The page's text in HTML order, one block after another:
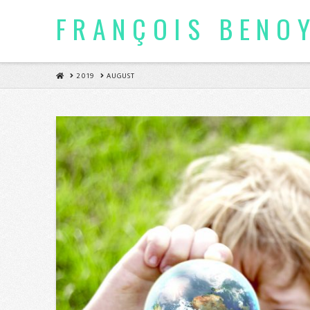
FRANÇOIS
HOME
2019 AUGUST